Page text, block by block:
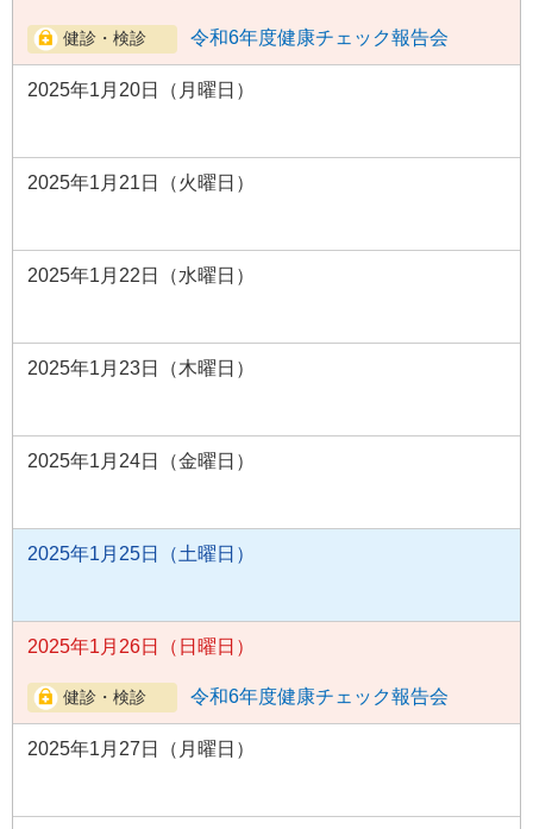
令和6年度健康チェック報告会
2025年1月20日（月曜日）
2025年1月21日（火曜日）
2025年1月22日（水曜日）
2025年1月23日（木曜日）
2025年1月24日（金曜日）
2025年1月25日（土曜日）
2025年1月26日（日曜日）
令和6年度健康チェック報告会
2025年1月27日（月曜日）